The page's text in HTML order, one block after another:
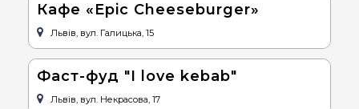
Кафе «Epic Cheeseburger»
Львів, вул. Галицька, 15
Фаст-фуд "I love kebab"
Львів, вул. Некрасова, 17